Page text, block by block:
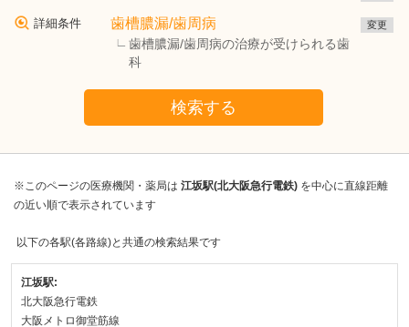
詳細条件 歯槽膿漏/歯周病
歯槽膿漏/歯周病の治療が受けられる歯
科
変更
検索する
※このページの医療機関・薬局は 江坂駅(北大阪急行電鉄) を中心に直線距離
の近い順で表示されています
以下の各駅(各路線)と共通の検索結果です
江坂駅:
北大阪急行電鉄
大阪メトロ御堂筋線